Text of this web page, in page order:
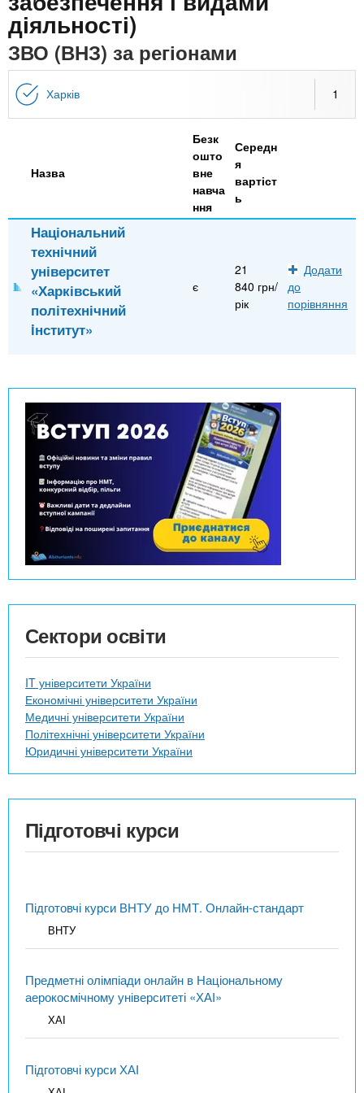
n
t
s
n
f
o
и
х
з
л
в
Онлайн курси
діяльності)
ЗВО (ВНЗ) за регіонами
Харків 1
Назва
Безк
ошто
вне
навча
ння
Середн
я
вартіст
ь
Національний
технічний
університет
«Харківський
політехнічний
iнститут»
є
21
840 грн/
рік
Додати
до
порівняння
Сектори освіти
IT університети України
Економічні університети України
Медичні університети України
Політехнічні університети України
Юридичні університети України
Підготовчі курси
Підготовчі курси ВНТУ до НМТ. Онлайн-стандарт
ВНТУ
Предметні олімпіади онлайн в Національному
аерокосмічному університеті «ХАІ»
ХАІ
Підготовчі курси ХАІ